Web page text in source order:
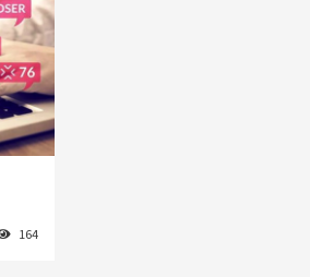
164